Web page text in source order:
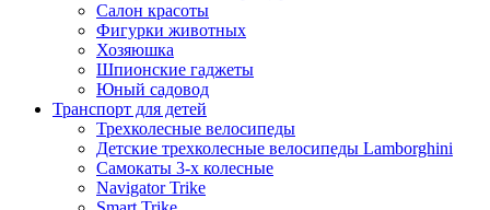
Салон красоты
Фигурки животных
Хозяюшка
Шпионские гаджеты
Юный садовод
Транспорт для детей
Трехколесные велосипеды
Детские трехколесные велосипеды Lamborghini
Самокаты 3-х колесные
Navigator Trike